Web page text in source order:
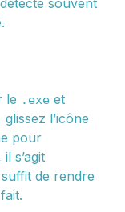
le .exe et
l’icône
pour
s’agit
suffit de rendre